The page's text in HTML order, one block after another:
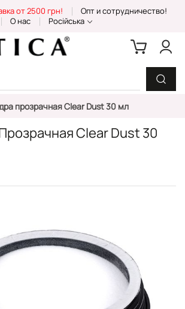
от 2500 грн!
Опт и сотрудничество!
О нас
Російська
прозрачная Clear Dust 30 мл
Clear Dust 30